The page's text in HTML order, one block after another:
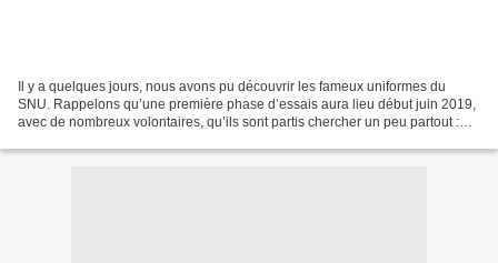
Il y a quelques jours, nous avons pu découvrir les fameux uniformes du
SNU. Rappelons qu’une première phase d’essais aura lieu début juin 2019,
avec de nombreux volontaires, qu’ils sont partis chercher un peu partout :